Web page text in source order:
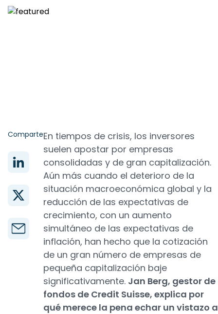
ComparteEn tiempos de crisis, los inversores
suelen apostar por empresas
consolidadas y de gran capitalización.
Aún más cuando el deterioro de la
situación macroeconómica global y la
reducción de las expectativas de
crecimiento, con un aumento
simultáneo de las expectativas de
inflación, han hecho que la cotización
de un gran número de empresas de
pequeña capitalización baje
significativamente. Jan Berg, gestor de
fondos de Credit Suisse, explica por
qué merece la pena echar un vistazo a